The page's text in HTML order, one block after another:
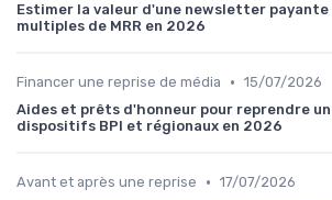
Estimer la valeur d'une newsletter payante
multiples de MRR en 2026
Financer une reprise de média • 15/07/2026
Aides et prêts d'honneur pour reprendre
dispositifs BPI et régionaux en 2026
Avant et après une reprise • 17/07/2026